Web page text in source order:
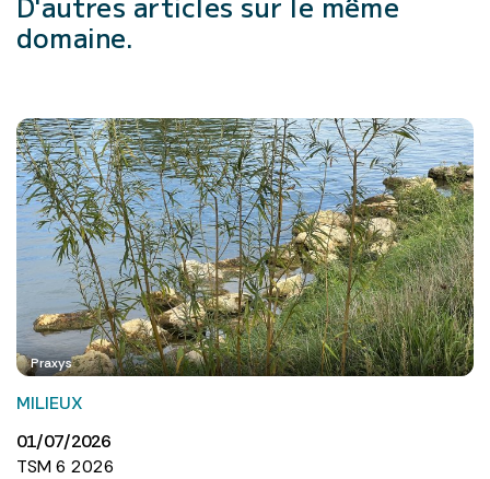
domaine.
Praxys
MILIEUX
01/07/2026
TSM 6 2026